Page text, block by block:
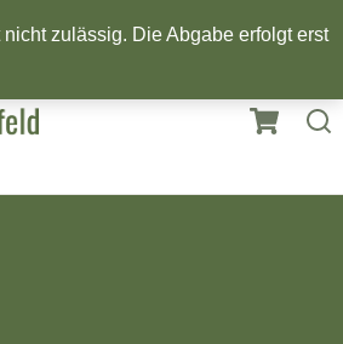
zulässig. Die Abgabe erfolgt erst